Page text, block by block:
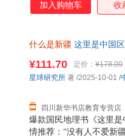
加入购物车 收
什么是新疆 这里是中国
爆款国民地理书《这里是
情推荐：“没有人不爱新
¥111.70 定价： ¥178.00
四川新华书店教育专营店
星球研究所 著 /2025-10-01 /